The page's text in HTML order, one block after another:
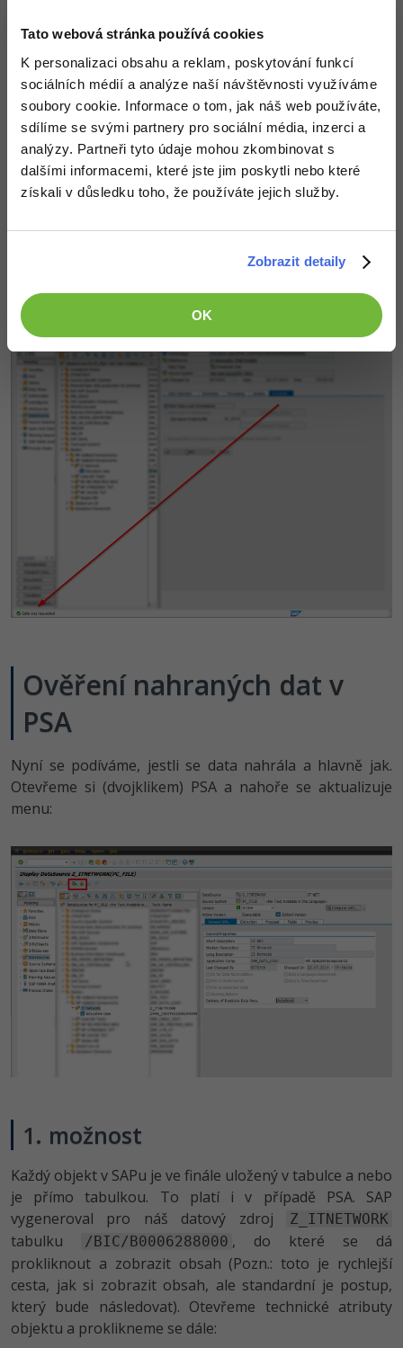
Tato webová stránka používá cookies
K personalizaci obsahu a reklam, poskytování funkcí
sociálních médií a analýze naší návštěvnosti využíváme
soubory cookie. Informace o tom, jak náš web používáte,
sdílíme se svými partnery pro sociální média, inzerci a
analýzy. Partneři tyto údaje mohou zkombinovat s
dalšími informacemi, které jste jim poskytli nebo které
získali v důsledku toho, že používáte jejich služby.
Zobrazit detaily
OK
Ověření nahraných dat v
PSA
Nyní se podíváme, jestli se data nahrála a hlavně jak.
Otevřeme si (dvojklikem) PSA a nahoře se aktualizuje
menu:
1. možnost
Každý objekt v SAPu je ve finále uložený v tabulce a nebo
je přímo tabulkou. To platí i v případě PSA. SAP
vygeneroval pro náš datový zdroj
Z_ITNETWORK
tabulku /BIC/B0006288000 , do které se dá
prokliknout a zobrazit obsah (Pozn.: toto je rychlejší
cesta, jak si zobrazit obsah, ale standardní je postup,
který bude následovat). Otevřeme technické atributy
objektu a proklikneme se dále: